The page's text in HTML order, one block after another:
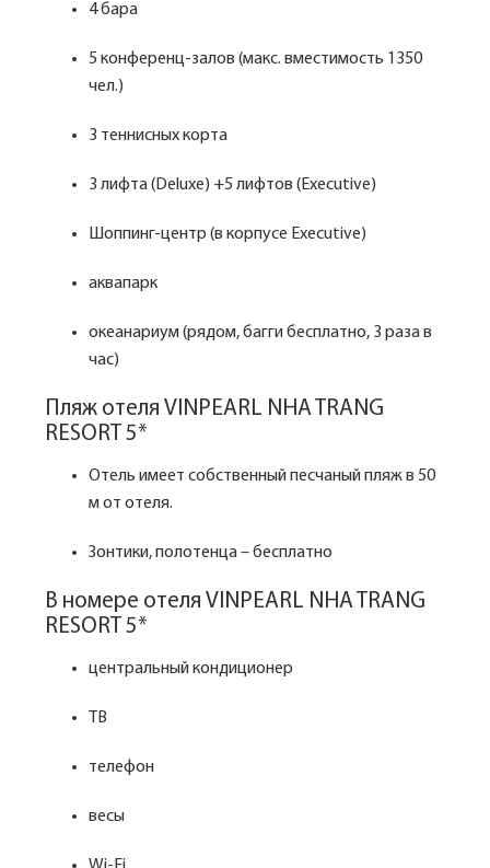
4 бара
5 конференц-залов (макс. вместимость 1350
чел.)
3 теннисных корта
3 лифта (Deluxe) +5 лифтов (Executive)
Шоппинг-центр (в корпусе Executive)
аквапарк
океанариум (рядом, багги бесплатно, 3 раза в
час)
Пляж отеля VINPEARL NHA TRANG
RESORT 5*
Отель имеет собственный песчаный пляж в 50
м от отеля.
Зонтики, полотенца – бесплатно
В номере отеля VINPEARL NHA TRANG
RESORT 5*
центральный кондиционер
ТВ
телефон
весы